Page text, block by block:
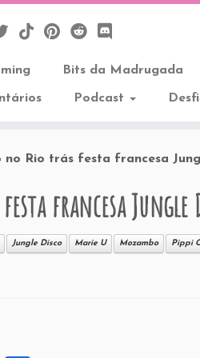
Bits da Madrugada
Podcast
no Rio trás festa francesa
francesa Jungle
Jungle Disco Marie U Mozambo Pippi